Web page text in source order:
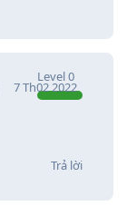
Level0
7 Th02 2022
Trả lời